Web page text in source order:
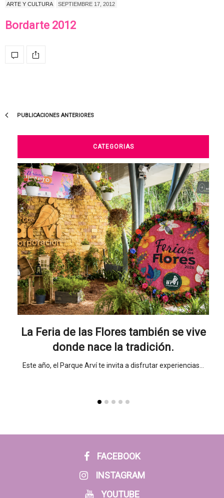
ARTE Y CULTURA SEPTIEMBRE 17, 2012
Bordarte 2012
PUBLICACIONES ANTERIORES
CATEGORIAS
La Feria de las Flores también se vive
donde nace la tradición.
Este año, el Parque Arví te invita a disfrutar experiencias…
FACEBOOK
INSTAGRAM
YOUTUBE